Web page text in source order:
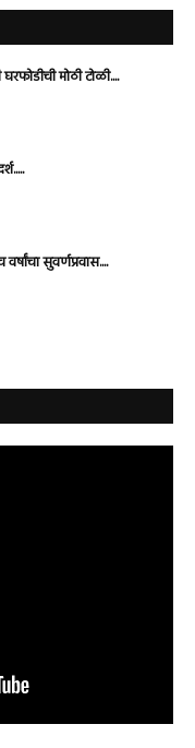
मोठी टोळी....
सुवर्णप्रवास....